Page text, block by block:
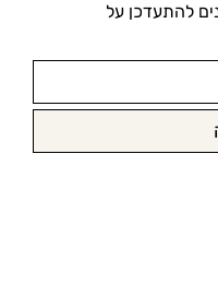
להתעדכן על